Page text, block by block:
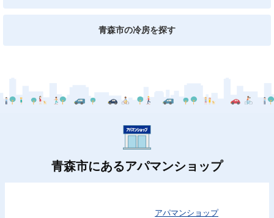
青森市の冷房を探す
青森市にあるアパマンショップ
アパマンショップ